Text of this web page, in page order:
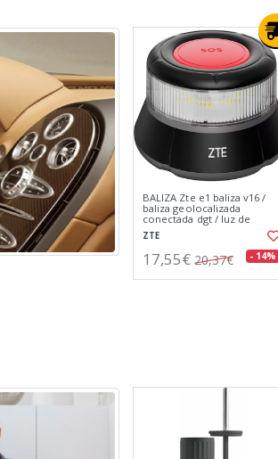
Garmin zūmo® xt3 negro /
navegador por satélite para
motocicletas de 4,7″
GARMIN
449,18€ 521,37€
- 14%